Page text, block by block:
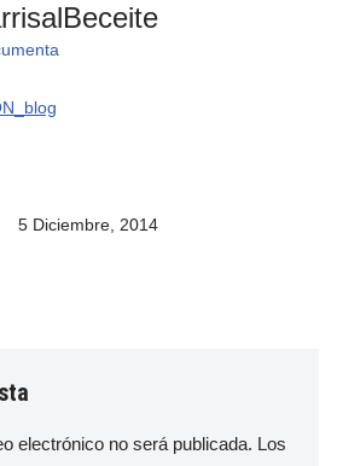
5 Diciembre, 2014
electrónico no será publicada. Los